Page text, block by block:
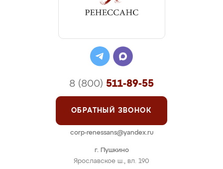
г. Пушкино
Ярославское ш., вл. 190
8 (800) 511-89-55
ОБРАТНЫЙ ЗВОНОК
corp-renessans@yandex.ru